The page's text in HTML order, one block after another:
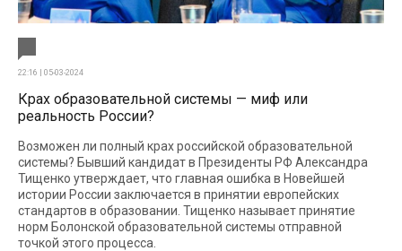
22:16 | 05-03-2024
Крах образовательной системы — миф или
реальность России?
Возможен ли полный крах российской образовательной
системы? Бывший кандидат в Президенты РФ Александра
Тищенко утверждает, что главная ошибка в Новейшей
истории России заключается в принятии европейских
стандартов в образовании. Тищенко называет принятие
норм Болонской образовательной системы отправной
точкой этого процесса.